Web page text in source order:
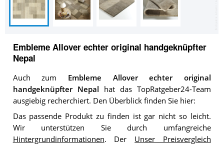
Embleme Allover echter original handgeknüpfter
Nepal
Auch zum Embleme Allover echter original
handgeknüpfter Nepal
hat das TopRatgeber24-Team
ausgiebig recherchiert. Den Überblick finden Sie hier:
Das passende Produkt zu finden ist gar nicht so leicht.
Wir unterstützen Sie durch umfangreiche
Hintergrundinformationen. Der Unser Preisvergleich